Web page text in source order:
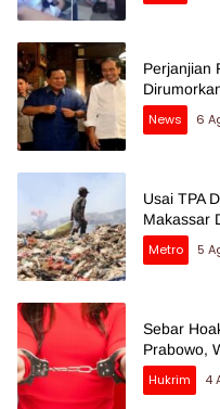
Perjanjian
News
6
Usai TPA
Makassar
Metro
5
Sebar
Prabowo,
Hukrim
4